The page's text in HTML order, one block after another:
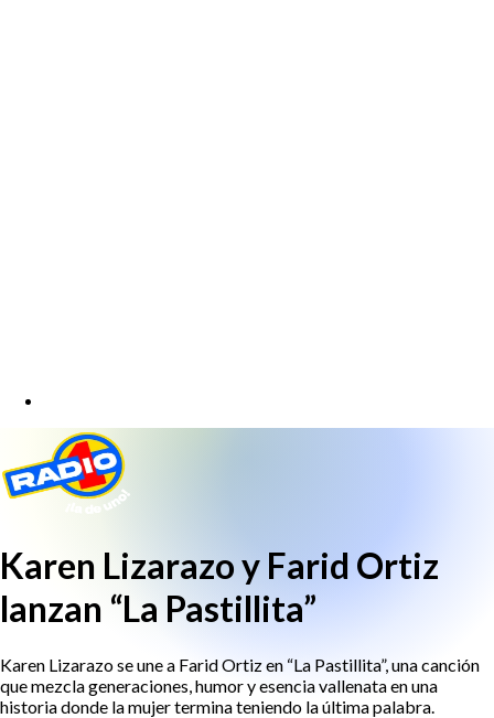
Karen Lizarazo y Farid Ortiz
lanzan “La Pastillita”
Karen Lizarazo se une a Farid Ortiz en “La Pastillita”, una canción
que mezcla generaciones, humor y esencia vallenata en una
historia donde la mujer termina teniendo la última palabra.